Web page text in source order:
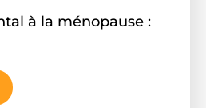
à la ménopause :